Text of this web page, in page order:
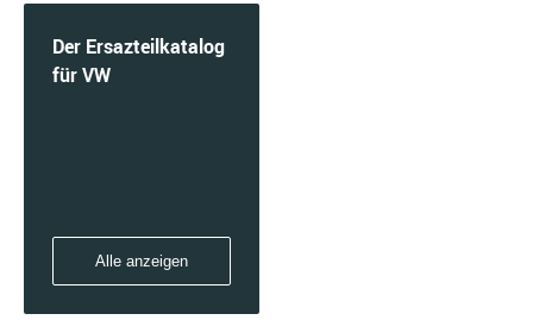
Der Ersazteilkatalog
für VW
Alle anzeigen